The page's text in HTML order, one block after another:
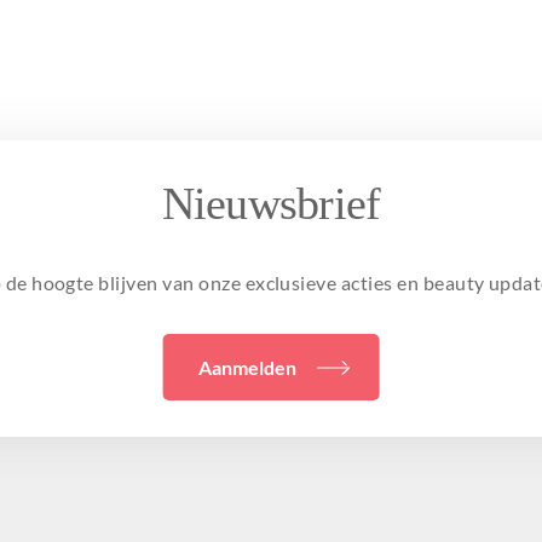
Nieuwsbrief
de hoogte blijven van onze exclusieve acties en beauty
Aanmelden